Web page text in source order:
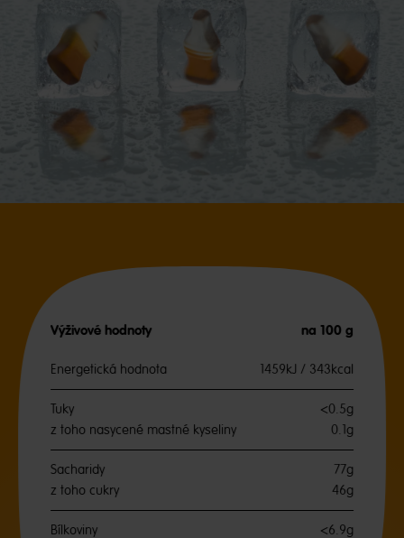
Výživové hodnoty na 100 g
Energetická hodnota 1459kJ / 343kcal
Tuky
<0.5g
z toho nasycené mastné kyseliny
0.1g
Sacharidy
77g
z toho cukry
46g
Bílkoviny <6.9g